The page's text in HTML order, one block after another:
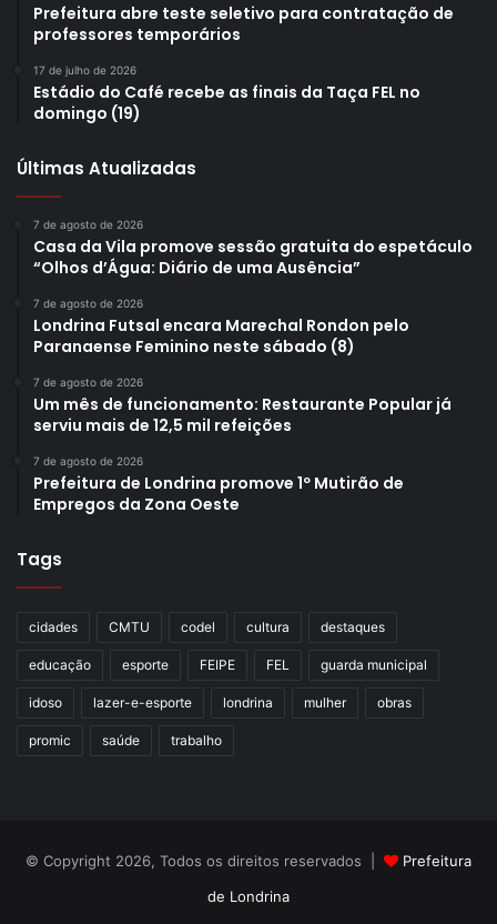
Prefeitura abre teste seletivo para contratação de
professores temporários
17 de julho de 2026
Estádio do Café recebe as finais da Taça FEL no
domingo (19)
Últimas Atualizadas
7 de agosto de 2026
Casa da Vila promove sessão gratuita do espetáculo
“Olhos d’Água: Diário de uma Ausência”
7 de agosto de 2026
Londrina Futsal encara Marechal Rondon pelo
Paranaense Feminino neste sábado (8)
7 de agosto de 2026
Um mês de funcionamento: Restaurante Popular já
serviu mais de 12,5 mil refeições
7 de agosto de 2026
Prefeitura de Londrina promove 1º Mutirão de
Empregos da Zona Oeste
Tags
cidades CMTU codel cultura destaques
educação esporte FEIPE FEL guarda municipal
idoso lazer-e-esporte londrina mulher obras
promic saúde trabalho
© Copyright 2026, Todos os direitos reservados |
Prefeitura
de Londrina